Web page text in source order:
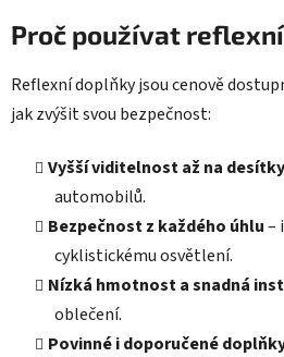
i
u
Proč používat
Reflexní doplňky jsou cenově
jak zvýšit svou bezpečnost:
Vyšší viditelnost až na
automobilů.
Bezpečnost z každého úhlu–
cyklistickému osvětlení.
Nízká hmotnost a snadná
oblečení.
Povinné i doporučené